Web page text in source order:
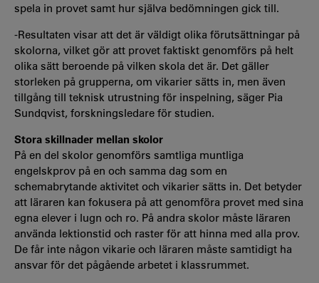
spela in provet samt hur själva bedömningen gick till.
-Resultaten visar att det är väldigt olika förutsättningar på
skolorna, vilket gör att provet faktiskt genomförs på helt
olika sätt beroende på vilken skola det är. Det gäller
storleken på grupperna, om vikarier sätts in, men även
tillgång till teknisk utrustning för inspelning, säger Pia
Sundqvist, forskningsledare för studien.
Stora skillnader mellan skolor
På en del skolor genomförs samtliga muntliga
engelskprov på en och samma dag som en
schemabrytande aktivitet och vikarier sätts in. Det betyder
att läraren kan fokusera på att genomföra provet med sina
egna elever i lugn och ro. På andra skolor måste läraren
använda lektionstid och raster för att hinna med alla prov.
De får inte någon vikarie och läraren måste samtidigt ha
ansvar för det pågående arbetet i klassrummet.